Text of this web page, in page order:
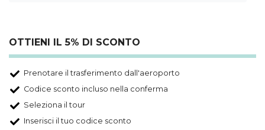
OTTIENI IL 5% DI SCONTO
Prenotare il trasferimento dall'aeroporto
Codice sconto incluso nella conferma
Seleziona il tour
Inserisci il tuo codice sconto